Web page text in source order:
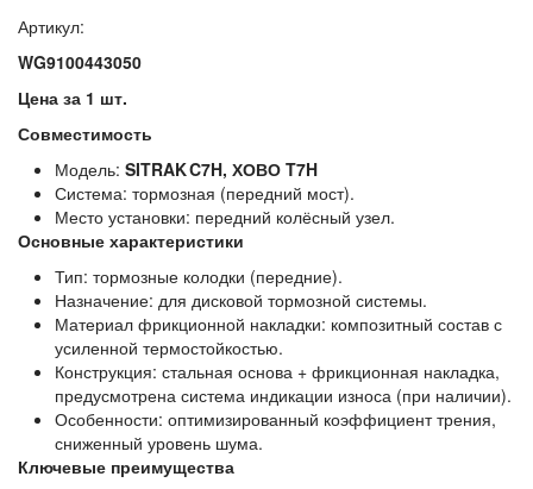
Артикул:
WG9100443050
Цена за 1 шт.
Совместимость
Модель: SITRAK C7H, ХОВО T7H
Система: тормозная (передний мост).
Место установки: передний колёсный узел.
Основные характеристики
Тип: тормозные колодки (передние).
Назначение: для дисковой тормозной системы.
Материал фрикционной накладки: композитный состав с
усиленной термостойкостью.
Конструкция: стальная основа + фрикционная накладка,
предусмотрена система индикации износа (при наличии).
Особенности: оптимизированный коэффициент трения,
сниженный уровень шума.
Ключевые преимущества